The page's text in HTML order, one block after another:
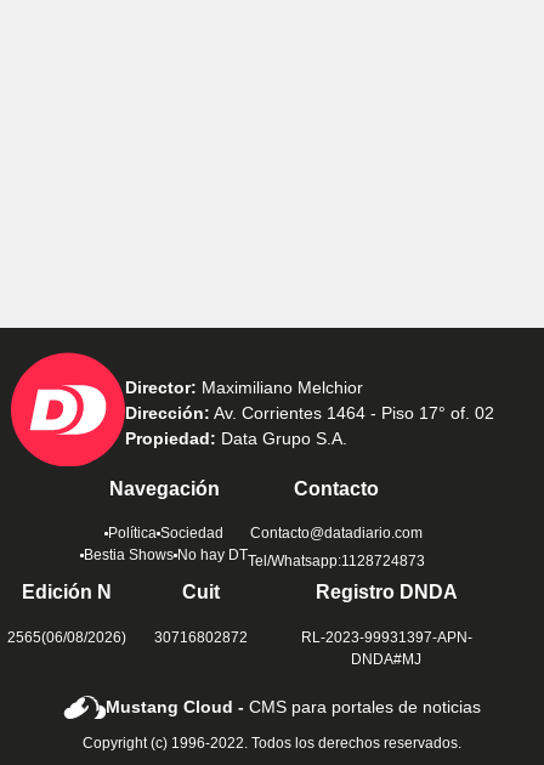
Director: Maximiliano Melchior
Dirección: Av. Corrientes 1464 - Piso 17° of. 02
Propiedad: Data Grupo S.A.
Navegación
Política Sociedad
Bestia Shows No hay DT
Contacto
Contacto@datadiario.com
Tel/Whatsapp:1128724873
Edición N
2565(06/08/2026)
Cuit
30716802872
Registro DNDA
RL-2023-99931397-APN-
DNDA#MJ
Mustang Cloud -CMS para portales de noticias
Copyright (c) 1996-2022. Todos los derechos reservados.